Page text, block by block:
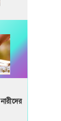
নারীদের